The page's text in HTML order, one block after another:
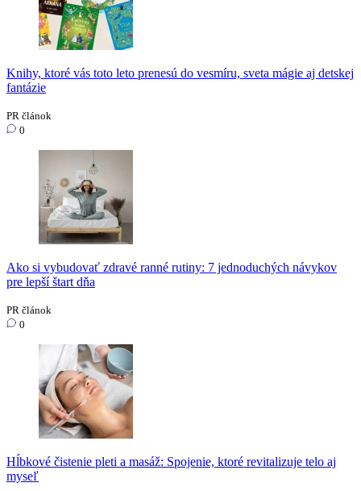
Knihy, ktoré vás toto leto prenesú do vesmíru, sveta mágie aj detskej
fantázie
PR článok
0
Ako si vybudovať zdravé ranné rutiny: 7 jednoduchých návykov
pre lepší štart dňa
PR článok
0
Hĺbkové čistenie pleti a masáž: Spojenie, ktoré revitalizuje telo aj
myseľ